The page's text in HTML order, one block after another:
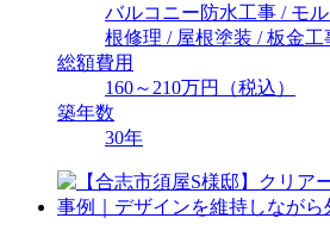
バルコニー防水工事 / モ
根修理 / 屋根塗装 / 板金工
総額費用
160～210万円（税込）
築年数
30年